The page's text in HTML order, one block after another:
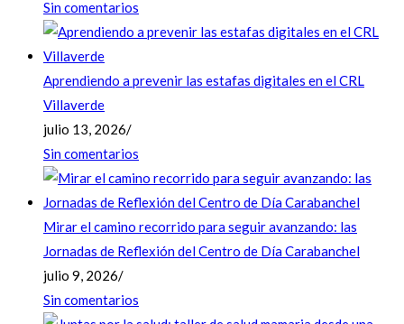
Sin comentarios
Aprendiendo a prevenir las estafas digitales en el CRL
Villaverde
julio 13, 2026/
Sin comentarios
Mirar el camino recorrido para seguir avanzando: las
Jornadas de Reflexión del Centro de Día Carabanchel
julio 9, 2026/
Sin comentarios